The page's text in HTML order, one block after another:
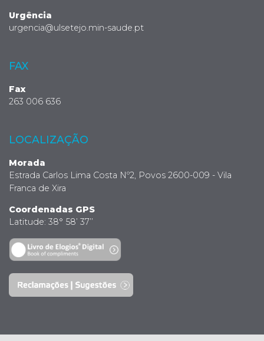
Urgência
urgencia@ulsetejo.min-saude.pt
FAX
Fax
263 006 636
LOCALIZAÇÃO
Morada
Estrada Carlos Lima Costa Nº2, Povos 2600-009 - Vila
Franca de Xira
Coordenadas GPS
Latitude: 38° 58’ 37’’